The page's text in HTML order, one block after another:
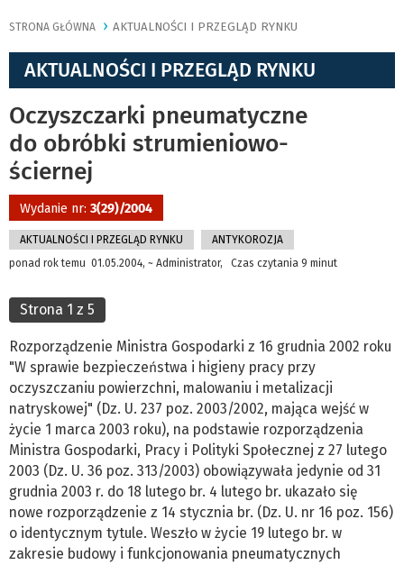
STRONA GŁÓWNA AKTUALNOŚCI I PRZEGLĄD RYNKU
AKTUALNOŚCI I PRZEGLĄD RYNKU
Oczyszczarki pneumatyczne
do obróbki strumieniowo-
ściernej
Wydanie nr: 3(29)/2004
AKTUALNOŚCI I PRZEGLĄD RYNKU
ANTYKOROZJA
ponad rok temu 01.05.2004, ~ Administrator, Czas czytania 9 minut
Strona 1 z 5
Rozporządzenie Ministra Gospodarki z 16 grudnia 2002 roku
"W sprawie bezpieczeństwa i higieny pracy przy
oczyszczaniu powierzchni, malowaniu i metalizacji
natryskowej" (Dz. U. 237 poz. 2003/2002, mająca wejść w
życie 1 marca 2003 roku), na podstawie rozporządzenia
Ministra Gospodarki, Pracy i Polityki Społecznej z 27 lutego
2003 (Dz. U. 36 poz. 313/2003) obowiązywała jedynie od 31
grudnia 2003 r. do 18 lutego br. 4 lutego br. ukazało się
nowe rozporządzenie z 14 stycznia br. (Dz. U. nr 16 poz. 156)
o identycznym tytule. Weszło w życie 19 lutego br. w
zakresie budowy i funkcjonowania pneumatycznych